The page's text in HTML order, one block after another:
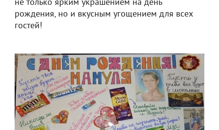
не только ярким украшением на день
рождения, но и вкусным угощением для всех
гостей!